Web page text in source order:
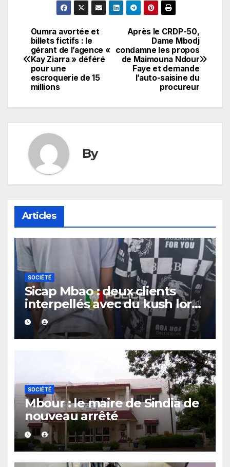
Navigation
de
l’article
Après le CRDP-50,
Dame Mbodj
condamne les propos
de Maimouna Ndour
Faye et demande
l’auto-saisine du
procureur
Oumra avortée et
billets fictifs : le
gérant de l’agence «
Kay Ziarra » déféré
pour une
escroquerie de 15
millions
By
Articles
SOCIÉTÉ
Sicap Mbao : deux clients
interpellés avec du kush lors
d’un contrôle de police dans
un bar
SOCIÉTÉ
Mbour : le maire de Sindia de
nouveau arrêté